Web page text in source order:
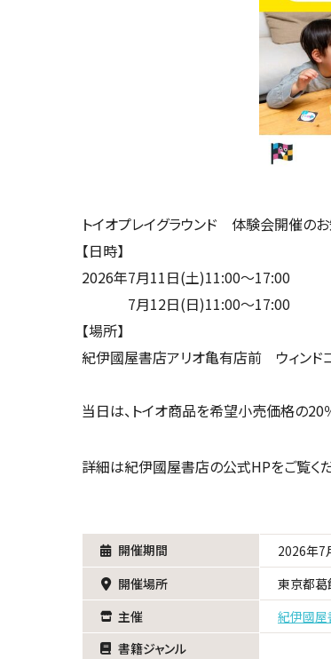
トイオプレイグラウンド 体験会開催の
【日時】
2026年7月11日(土)11:00～17:00
7月12日(日)11:00～17:00
【場所】
紀伊國屋書店アリオ亀有店前 ウィンド
当日は、トイオ商品を希望小売価格の20
詳細は紀伊國屋書店の公式HPをご覧く
開催期間
2026年7
開催場所
東京都葛
主催
紀伊國
書籍ジャンル